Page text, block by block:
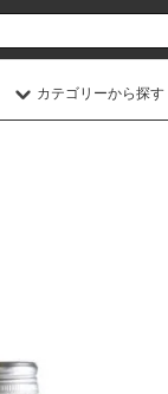
カテゴリーから探す